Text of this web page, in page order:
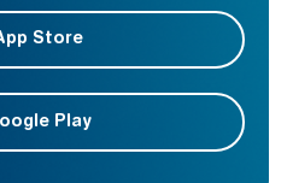
Store
Play